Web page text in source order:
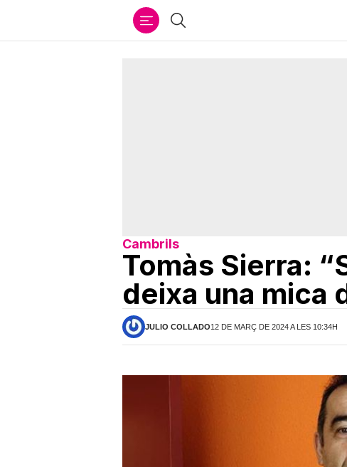
Cercar
Cambrils
Tomàs Sierra:
deixa una mica
JULIO COLLADO12 DE MARÇ DE 2024 A LES 10:34H